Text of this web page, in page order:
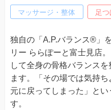
マッサージ・整体 足
独自の「A.P.バランス®」
リー ららぽーと富士見店
して全身の骨格バランス
ます。「その場では気持
元に戻ってしまった」と
す。